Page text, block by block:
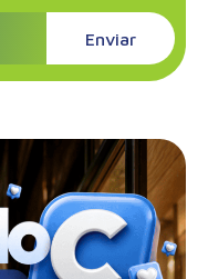
Enviar